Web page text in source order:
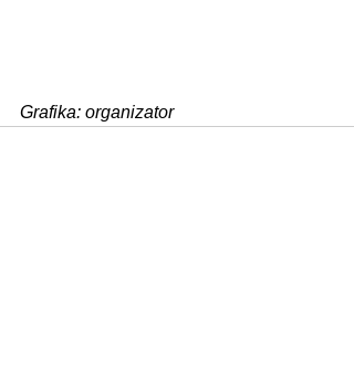
Grafika: organizator